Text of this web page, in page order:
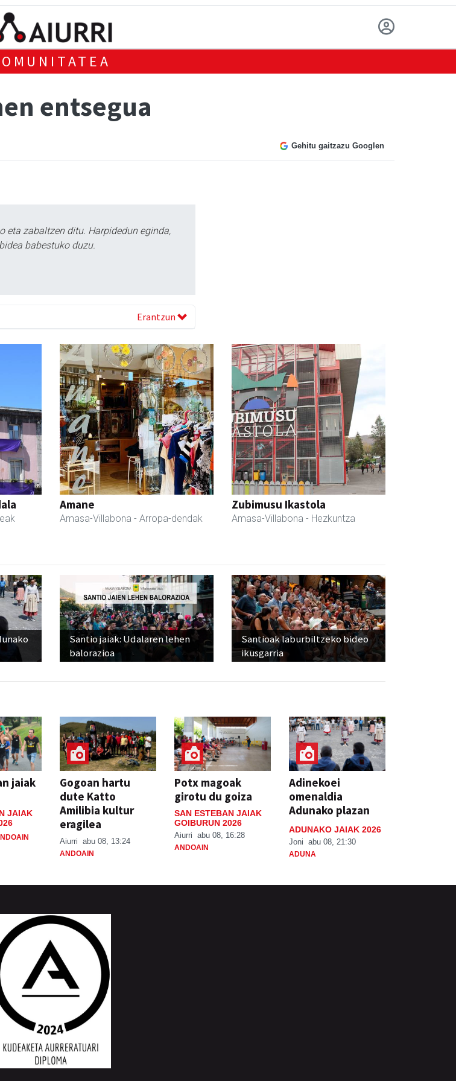
entsegua
Gehitu gaitzazu Googlen
eta zabaltzen ditu. Harpidedun eginda,
babestuko duzu.
Erantzun
Amane
Amasa-Villabona - Arropa-dendak
Zubimusu Ikastola
Amasa-Villabona - Hezkuntza
Santio jaiak: Udalaren lehen
balorazioa
Santioak laburbiltzeko bideo
ikusgarria
jaiak
JAIAK
Gogoan hartu
dute Katto
Amilibia kultur
eragilea
Aiurri abu 08, 13:24
ANDOAIN
Potx magoak
girotu du goiza
SAN ESTEBAN JAIAK
GOIBURUN 2026
Aiurri abu 08, 16:28
ANDOAIN
Adinekoei
omenaldia
Adunako plazan
ADUNAKO JAIAK 2026
Joni abu 08, 21:30
ADUNA